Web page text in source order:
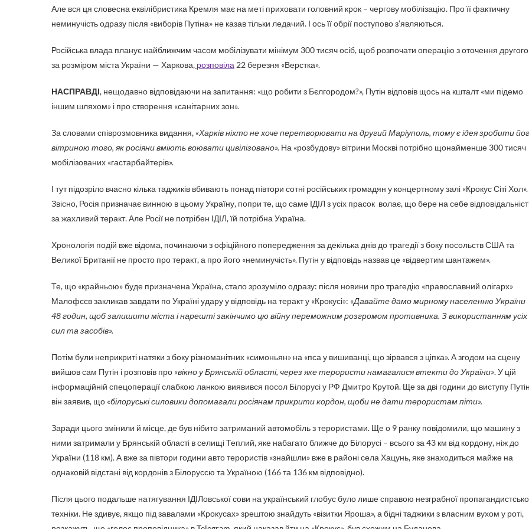
Але вся ця словесна еквілібристика Кремля має на меті приховати головний крок – чергову мобілізацію. Про її фактичну
неминучість одразу після «виборів Путіна» не казав тільки ледачий. І ось її обрії поступово з’являються.
Російська влада планує найближчим часом мобілізувати мінімум 300 тисяч осіб, щоб розпочати операцію з оточення другого
за розміром міста України — Харкова, розповіла 22 березня «Верстка».
НАСПРАВДІ, нещодавно відповідаючи на запитання: «що робити з Бєлгородом?», Путін відповів щось на кшталт «ми підемо
іншим шляхом» і про створення «санітарних зон».
За словами співрозмовника видання, «Харків ніхто не хоче перетворювати на другий Маріуполь, тому є ідея зробити
вітриною того, як росіяни вміють воювати цивілізовано». На «розбудову» вітрини Москві потрібно щонайменше 300 тисяч
мобілізованих «гастарбайтерів».
І тут підозріло вчасно кілька таджиків вбивають понад півтори сотні російських громадян у концертному залі «Крокус Сіті Хол».
Звісно, Росія призначає винною в цьому Україну, попри те, що саме ІДІЛ з усіх прасок волає, що бере на себе
за жахливий теракт. Але Росії не потрібен ІДІЛ, їй потрібна Україна.
Хронологія подій вже відома, починаючи з офіційного попередження за декілька днів до трагедії з боку посольств США та
Великої Британії не просто про теракт, а про його «неминучість». Путін у відповідь назвав це «відвертим шантажем».
Те, що «крайньою» буде призначена Україна, стало зрозуміло одразу: після новини про трагедію «православний олігарх»
Малофєєв закликав завдати по Україні удару у відповідь на теракт у «Крокусі»: «Давайте дамо мирному населенню України
48 годин, щоб залишити міста і нарешті закінчимо цю війну переможним розгромом противника. З використанням усіх
сил та засобів».
Потім були неприкриті натяки з боку різноманітних «симоньян» на «пса у вишиванці, що зірвався з ціпка». А згодом на сцену
вийшов сам Путін і розповів про «вікно у Брянській області, через яке терористи намагалися втекти до України». У цій
інформаційній спецоперації слабкою ланкою виявився посол Білорусі у РФ Дмитро Крутой. Ще за дві години до виступу
він заявив, що «білоруські силовики допомагали росіянам прикрити кордон, щоби не дати терористам піти».
Заради цього змінили й місце, де був нібито затриманий автомобіль з терористами. Ще о 9 ранку повідомили, що машину з
ними затримали у Брянській області в селищі Теплий, яке набагато ближче до Білорусі – всього за 43 км від кордону, ніж до
України (118 км). А вже за півтори години авто терористів «знайшли» вже в районі села Хацунь, яке знаходиться майже на
однаковій відстані від кордонів з Білоруссю та Україною (166 та 136 км відповідно).
Після цього подальше натягування ІДІЛовської сови на український глобус було лише справою незграбної
техніки. Не здивує, якщо під завалами «Крокусах» зрештою знайдуть «візитки Яроша», а бідні таджики з власним вухом у роті,